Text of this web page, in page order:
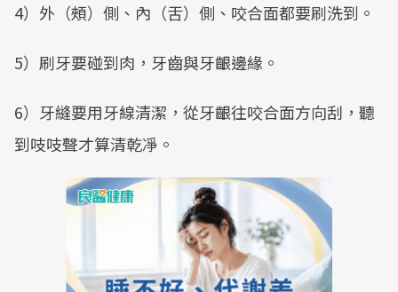
4）外（頰）側、內（舌）側、咬合面都要刷洗到。
5）刷牙要碰到肉，牙齒與牙齦邊緣。
6）牙縫要用牙線清潔，從牙齦往咬合面方向刮，聽
到吱吱聲才算清乾凈。